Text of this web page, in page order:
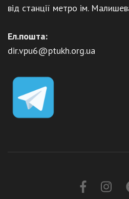
від станції метро ім.
Ел.пошта:
dir.vpu6@ptukh.org.ua